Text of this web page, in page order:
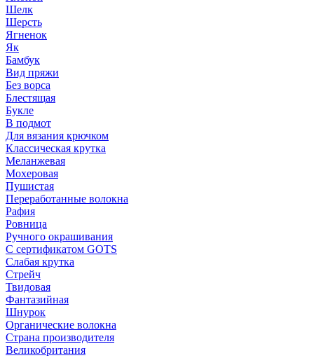
Шелк
Шерсть
Ягненок
Як
Бамбук
Вид пряжи
Без ворса
Блестящая
Букле
В подмот
Для вязания крючком
Классическая крутка
Меланжевая
Мохеровая
Пушистая
Переработанные волокна
Рафия
Ровница
Ручного окрашивания
С сертификатом GOTS
Слабая крутка
Стрейч
Твидовая
Фантазийная
Шнурок
Органические волокна
Страна производителя
Великобритания